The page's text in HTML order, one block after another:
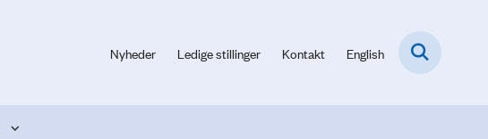
Nyheder Ledige stillinger Kontakt English